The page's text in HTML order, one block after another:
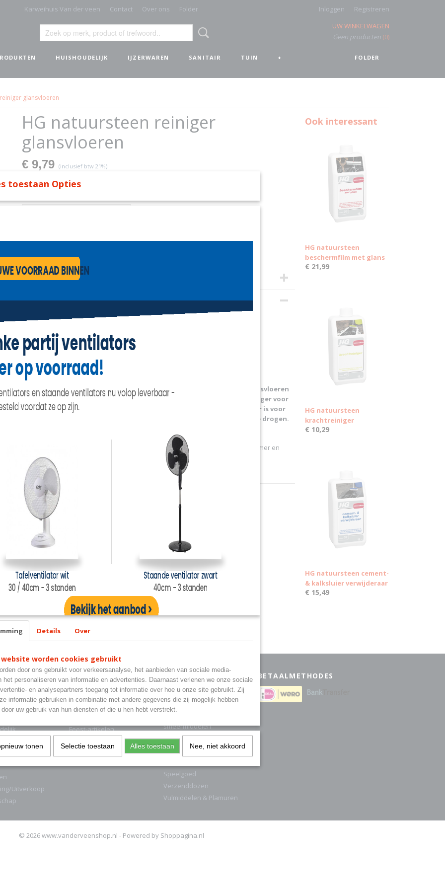
Karweihuis Van der veen Contact Over ons Folder Inloggen
Registreren
UW WINKELWAGEN
Geen producten (0)
FOLDER
HUISHOUDELIJK IJZERWAREN SANITAIR TUIN +
glansvloeren
HG natuursteen reiniger
glansvloeren
€ 9,79 (inclusief btw 21%)
✓Op voorraad
Specificaties
Omschrijving
HG natuursteen reiniger
glansvloeren
Voor streeploos schoonmaken
De vloer van natuursteen schoonmaken? HG natuursteen reiniger glansvloeren
(product 38) is een heerlijk fris ruikende en geconcentreerde dweilreiniger voor
vloeren van marmer en andere natuursteensoorten. Deze dweilreiniger is voor
het regelmatig grondig, veilig en snel streeploos reinigen zonder na te drogen.
Fris ruikende, geconcentreerde dweilreiniger
Voor het regelmatig en absoluut streeploos reinigen van (hoog)glans marmer en
ander natuursteen
Goed voor 20 dweilbeurten
Ook interessant
HG natuursteen
beschermfilm met glans
€ 21,99
HG natuursteen
krachtreiniger
€ 10,29
HG natuursteen cement-
& kalksluier verwijderaar
€ 15,49
Vuurwerk
Uitverkoop
Auto & Fiets
Cadeaubonnen
Feest-artikelen
Keuken benodigdheden
Lijmen & Kitten
smeermiddelen
PVC
Schoonmaak
Speelgoed
Verzenddozen
Vulmiddelen & Plamuren
BETAALMETHODES
© 2026 www.vanderveenshop.nl - Powered by Shoppagina.nl
toestaan Opties
Ok
Details Over
website worden cookies gebruikt
door ons gebruikt voor verkeersanalyse, het aanbieden van sociale media-
het personaliseren van informatie en advertenties. Daarnaast verlenen we onze sociale
en analysepartners toegang tot informatie over hoe u onze site gebruikt. Zij
informatie gebruiken in combinatie met andere gegevens die zij mogelijk hebben
uw gebruik van hun diensten of die u hen hebt verstrekt.
tonen Selectie toestaan Alles toestaan Nee, niet akkoord